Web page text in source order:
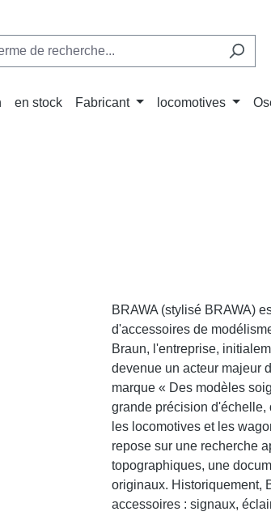
en stock Fabricant locomotives
BRAWA (stylisé BRAWA)
d'accessoires de
Braun, l'entreprise,
devenue un acteur majeur
marque « Des modèles
grande précision d'échelle,
les locomotives et les
repose sur une recherche
topographiques, une
originaux. Historiquement,
accessoires : signaux,